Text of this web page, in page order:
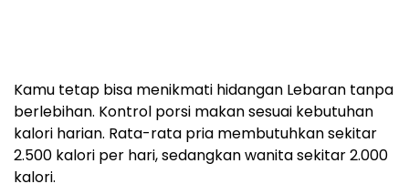
Kamu tetap bisa menikmati hidangan Lebaran tanpa
berlebihan. Kontrol porsi makan sesuai kebutuhan
kalori harian. Rata-rata pria membutuhkan sekitar
2.500 kalori per hari, sedangkan wanita sekitar 2.000
kalori.